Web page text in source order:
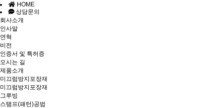
HOME
상담문의
회사소개
인사말
연혁
비전
인증서 및 특허증
오시는 길
제품소개
미끄럼방지포장재
미끄럼방지포장재
그루빙
스탬프(패턴)공법